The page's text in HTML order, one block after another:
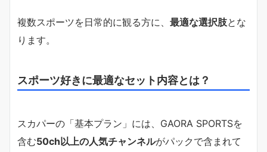
複数スポーツを日常的に観る方に、 最適な選択肢とな
ります。
スポーツ好きに最適なセット内容とは？
スカパーの「基本プラン」には、GAORA SPORTSを
含む50ch以上の人気チャンネルがパックで含まれて